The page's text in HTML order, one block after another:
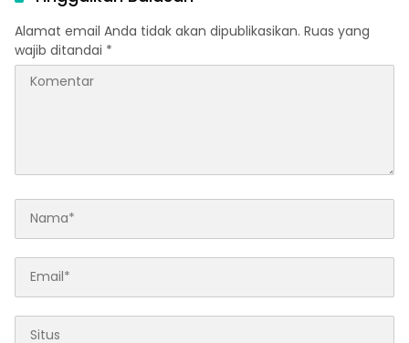
Alamat email Anda tidak akan dipublikasikan. Ruas yang
wajib ditandai *